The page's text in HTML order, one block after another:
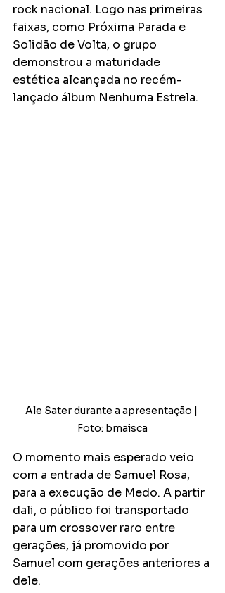
rock nacional. Logo nas primeiras
faixas, como Próxima Parada e
Solidão de Volta, o grupo
demonstrou a maturidade
estética alcançada no recém-
lançado álbum Nenhuma Estrela.
Ale Sater durante a apresentação |
Foto: bmaisca
O momento mais esperado veio
com a entrada de Samuel Rosa,
para a execução de Medo. A partir
dali, o público foi transportado
para um crossover raro entre
gerações, já promovido por
Samuel com gerações anteriores a
dele.